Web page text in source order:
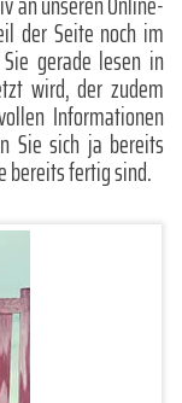
der Seite noch im
gerade lesen in
wird, der zudem
Informationen
Sie sich ja bereits
bereits fertig sind.